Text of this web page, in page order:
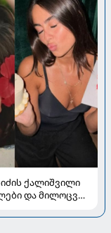
ქალიშვილი
და მილოცვა